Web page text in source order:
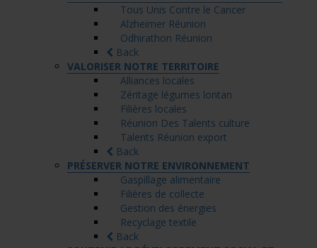
Tous Unis Contre le Cancer
Alzheimer Réunion
Odhirathon Réunion
Back
VALORISER NOTRE TERRITOIRE
Alliances locales
Zéritage légumes lontan
Filières locales
Réunion Des Talents culture
Talents Réunion export
Back
PRÉSERVER NOTRE ENVIRONNEMENT
Gaspillage alimentaire
Filières de collecte
Gestion des énergies
Recyclage textile
Back